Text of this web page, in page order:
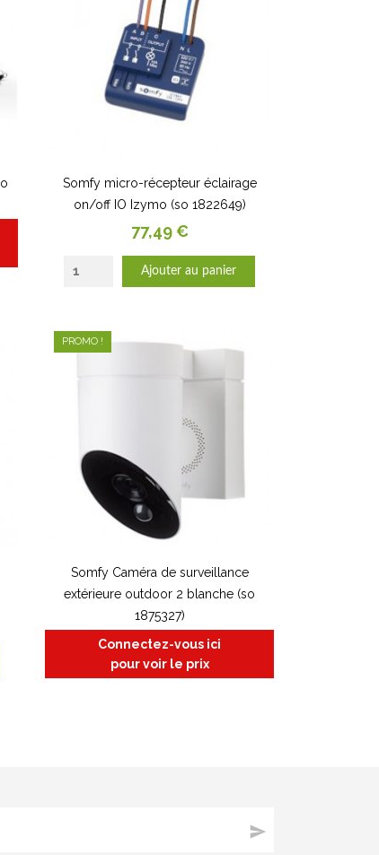
Somfy micro-récepteur éclairage
on/off IO Izymo (so 1822649)
Prix
77,49 €
Ajouter au panier
Somfy Caméra de surveillance
extérieure outdoor 2 blanche (so
1875327)
Connectez-vous ici
pour voir le prix
PROMO !
